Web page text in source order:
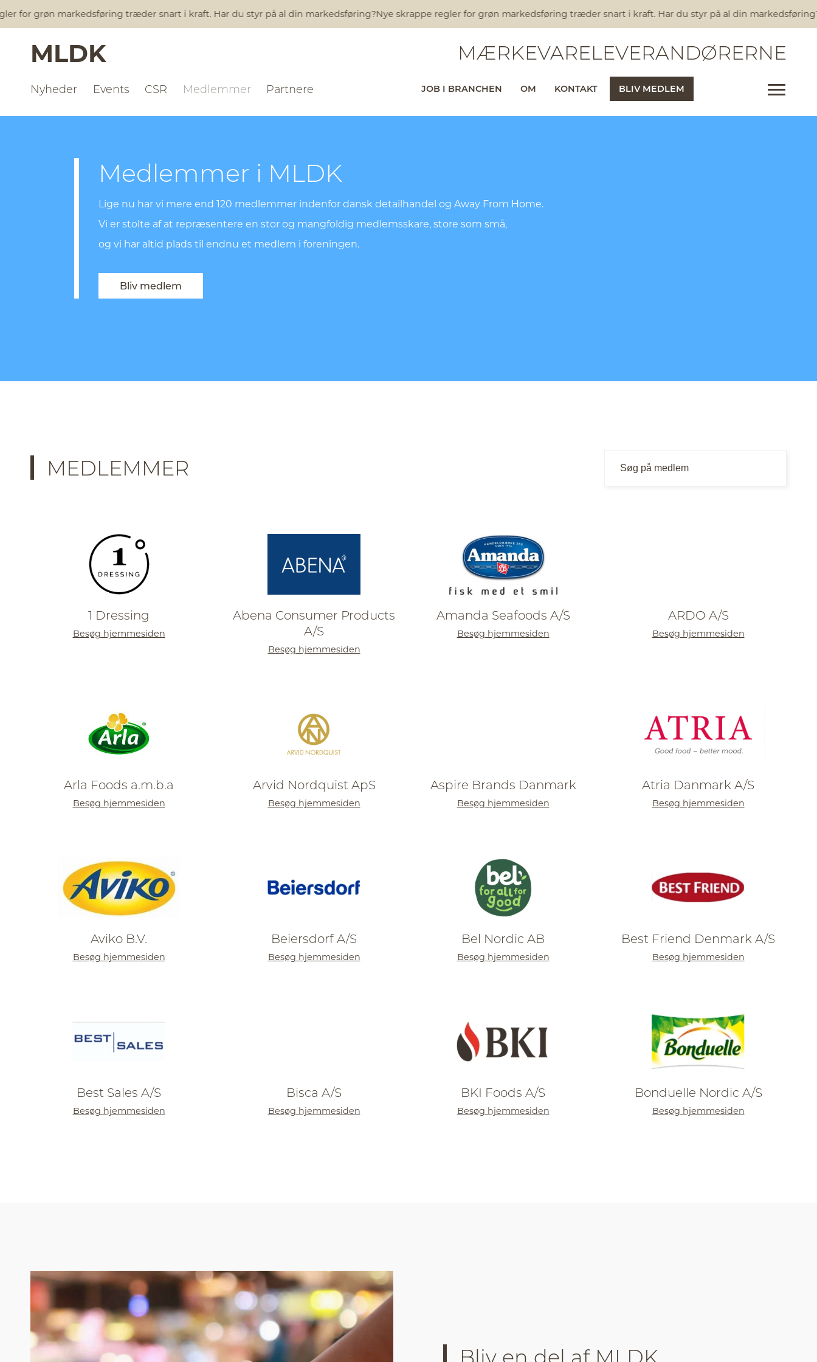
for grøn markedsføring træder snart i kraft. Har du styr på al din markedsføring?Nye skrappe regler for grøn markedsføring træder snart i kraft. Har du styr på al din markedsføring?
MLDK MÆRKEVARELEVERANDØRERNE
Nyheder Events CSR Medlemmer Partnere JOB I BRANCHEN OM KONTAKT BLIV MEDLEM
Medlemmer i MLDK
Lige nu har vi mere end 120 medlemmer indenfor dansk detailhandel og Away From Home.
Vi er stolte af at repræsentere en stor og mangfoldig medlemsskare, store som små,
og vi har altid plads til endnu et medlem i foreningen.
Bliv medlem
MEDLEMMER
1 Dressing
Besøg hjemmesiden
Abena Consumer Products
A/S
Besøg hjemmesiden
Amanda Seafoods A/S
Besøg hjemmesiden
ARDO A/S
Besøg hjemmesiden
Arla Foods a.m.b.a
Besøg hjemmesiden
Arvid Nordquist ApS
Besøg hjemmesiden
Aspire Brands Danmark
Besøg hjemmesiden
Atria Danmark A/S
Besøg hjemmesiden
Aviko B.V.
Besøg hjemmesiden
Beiersdorf A/S
Besøg hjemmesiden
Bel Nordic AB
Besøg hjemmesiden
Best Friend Denmark A/S
Besøg hjemmesiden
Best Sales A/S
Besøg hjemmesiden
Bisca A/S
Besøg hjemmesiden
BKI Foods A/S
Besøg hjemmesiden
Bonduelle Nordic A/S
Besøg hjemmesiden
Bliv en del af MLDK